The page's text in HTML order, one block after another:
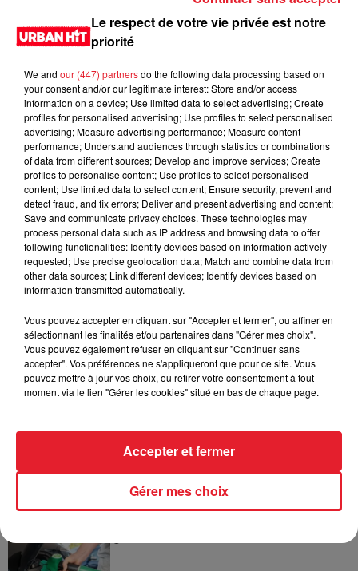
d'un homme prétendant être son fils
Cassie met fin à une ex-escorte
masculine dans sa bataille...
Des vitres tombent de la tour
Montparnasse : des désaccords
entre...
plusieurs semaines avant
l'extinction...
de deux militaires disparus...
Le respect de votre vie privée est notre
priorité
We and our (447) partnersdo the following data processing based on
your consent and/or our legitimate interest: Store and/or access
information on a device; Use limited data to select advertising; Create
profiles for personalised advertising; Use profiles to select personalised
advertising; Measure advertising performance; Measure content
performance; Understand audiences through statistics or combinations
of data from different sources; Develop and improve services; Create
profiles to personalise content; Use profiles to select personalised
content; Use limited data to select content; Ensure security, prevent and
detect fraud, and fix errors; Deliver and present advertising and content;
Save and communicate privacy choices. These technologies may
process personal data such as IP address and browsing data to offer
following functionalities: Identify devices based on information actively
requested; Use precise geolocation data; Match and combine data from
other data sources; Link different devices; Identify devices based on
information transmitted automatically.
Vous pouvez accepter en cliquant sur "Accepter et fermer", ou affiner en
sélectionnant les finalités et/ou partenaires dans "Gérer mes choix".
Vous pouvez également refuser en cliquant sur "Continuer sans
accepter". Vos préférences ne s'appliqueront que pour ce site. Vous
pouvez mettre à jour vos choix, ou retirer votre consentement à tout
moment via le lien "Gérer les cookies" situé en bas de chaque page.
Gérer mes choix
Accepter et fermer